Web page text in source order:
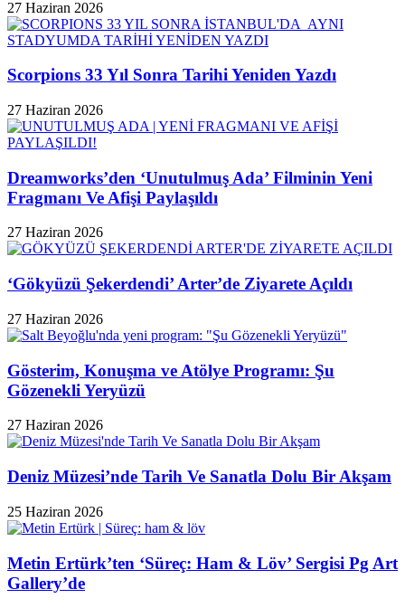
27 Haziran 2026
Scorpions 33 Yıl Sonra Tarihi Yeniden Yazdı
27 Haziran 2026
Dreamworks’den ‘Unutulmuş Ada’ Filminin Yeni
Fragmanı Ve Afişi Paylaşıldı
27 Haziran 2026
‘Gökyüzü Şekerdendi’ Arter’de Ziyarete Açıldı
27 Haziran 2026
Gösterim, Konuşma ve Atölye Programı: Şu
Gözenekli Yeryüzü
27 Haziran 2026
Deniz Müzesi’nde Tarih Ve Sanatla Dolu Bir Akşam
25 Haziran 2026
Metin Ertürk’ten ‘Süreç: Ham & Löv’ Sergisi Pg Art
Gallery’de